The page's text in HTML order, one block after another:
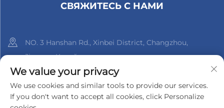
СВЯЖИТЕСЬ С НАМИ
NO. 3 Hanshan Rd., Xinbei District, Changzhou,
Jiangsu, Китай
+86-18961288218
[email protected]
We value your privacy
We use cookies and similar tools to provide our services.
If you don't want to accept all cookies, click Personalize